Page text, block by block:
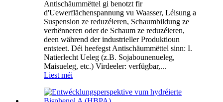
Antischäummëttel gi benotzt fir
d'Uewerflächenspannung vu Waasser, Léisung a
Suspension ze reduzéieren, Schaumbildung ze
verhënneren oder de Schaum ze reduzéieren,
deen während der industrieller Produktioun
entsteet. Déi heefegst Antischäummëttel sinn: I.
Natierlecht Ueleg (z.B. Sojabounenueleg,
Maisueleg, etc.) Virdeeler: verfügbar,...
Liest méi